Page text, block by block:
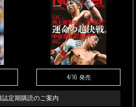
4/16 発売
誌定期購読のご案内